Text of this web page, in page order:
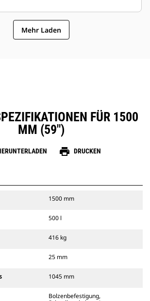
Mehr Laden
FÜR 1500
MM (59″)
print DRUCKEN
1500 mm
500 l
416 kg
25 mm
1045 mm
Bolzenbefestigung,